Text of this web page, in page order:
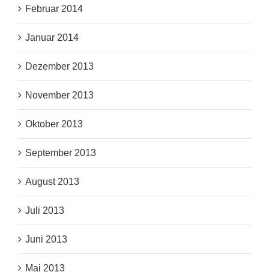
Februar 2014
Januar 2014
Dezember 2013
November 2013
Oktober 2013
September 2013
August 2013
Juli 2013
Juni 2013
Mai 2013